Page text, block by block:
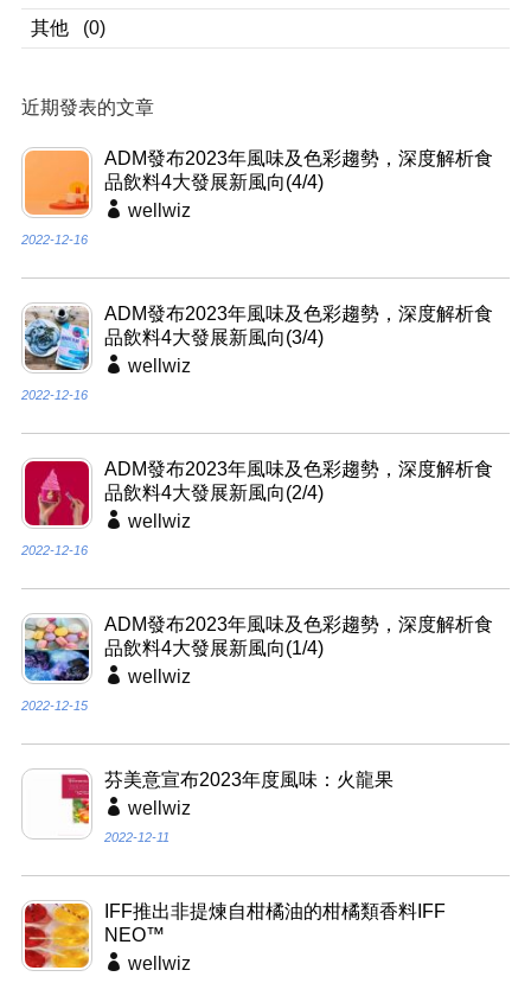
其他
(0)
近期發表的文章
ADM發布2023年風味及色彩趨勢，深度解析食
品飲料4大發展新風向(4/4)
wellwiz
2022-12-16
ADM發布2023年風味及色彩趨勢，深度解析食
品飲料4大發展新風向(3/4)
wellwiz
2022-12-16
ADM發布2023年風味及色彩趨勢，深度解析食
品飲料4大發展新風向(2/4)
wellwiz
2022-12-16
ADM發布2023年風味及色彩趨勢，深度解析食
品飲料4大發展新風向(1/4)
wellwiz
2022-12-15
芬美意宣布2023年度風味：火龍果
wellwiz
2022-12-11
IFF推出非提煉自柑橘油的柑橘類香料IFF
NEO™
wellwiz